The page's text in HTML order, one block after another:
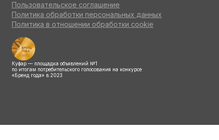
Пользовательское соглашение
Политика обработки персональных данных
Политика в отношении обработки cookie
Куфар — площадка объявлений №1
по итогам потребительского голосования на конкурсе
«Бренд года» в 2023